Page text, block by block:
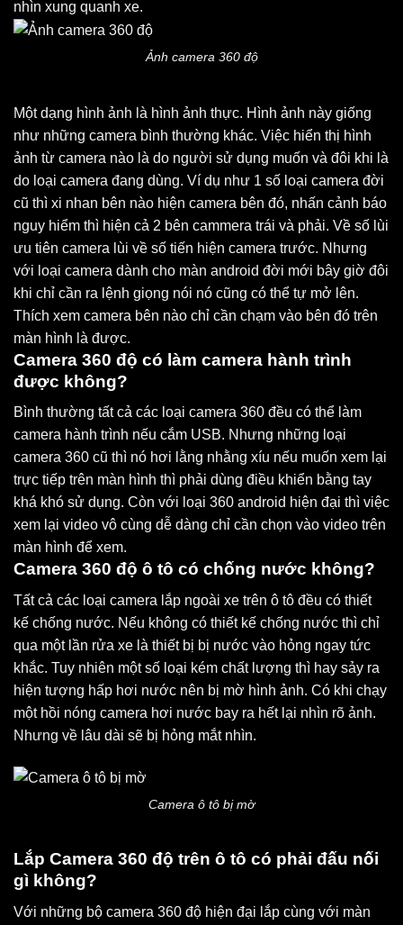
nhìn xung quanh xe.
Ảnh camera 360 độ
Một dạng hình ảnh là hình ảnh thực. Hình ảnh này giống
như những camera bình thường khác. Việc hiển thị hình
ảnh từ camera nào là do người sử dụng muốn và đôi khi là
do loại camera đang dùng. Ví dụ như 1 số loại camera đời
cũ thì xi nhan bên nào hiện camera bên đó, nhấn cảnh báo
nguy hiểm thì hiện cả 2 bên cammera trái và phải. Về số lùi
ưu tiên camera lùi về số tiến hiện camera trước. Nhưng
với loại camera dành cho màn android đời mới bây giờ đôi
khi chỉ cần ra lệnh giọng nói nó cũng có thể tự mở lên.
Thích xem camera bên nào chỉ cần chạm vào bên đó trên
màn hình là được.
Camera 360 độ có làm camera hành trình
được không?
Bình thường tất cả các loại camera 360 đều có thể làm
camera hành trình nếu cắm USB. Nhưng những loại
camera 360 cũ thì nó hơi lằng nhằng xíu nếu muốn xem lại
trực tiếp trên màn hình thì phải dùng điều khiển bằng tay
khá khó sử dụng. Còn với loại 360 android hiện đại thì việc
xem lại video vô cùng dễ dàng chỉ cần chọn vào video trên
màn hình để xem.
Camera 360 độ ô tô có chống nước không?
Tất cả các loại camera lắp ngoài xe trên ô tô đều có thiết
kế chống nước. Nếu không có thiết kế chống nước thì chỉ
qua một lần rửa xe là thiết bị bị nước vào hỏng ngay tức
khắc. Tuy nhiên một số loại kém chất lượng thì hay sảy ra
hiện tượng hấp hơi nước nên bị mờ hình ảnh. Có khi chạy
một hồi nóng camera hơi nước bay ra hết lại nhìn rõ ảnh.
Nhưng về lâu dài sẽ bị hỏng mắt nhìn.
Camera ô tô bị mờ
Lắp Camera 360 độ trên ô tô có phải đấu nối
gì không?
Với những bộ camera 360 độ hiện đại lắp cùng với màn